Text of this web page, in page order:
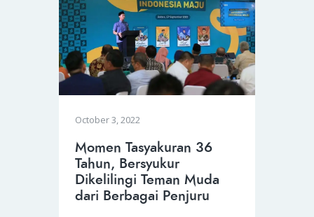
BUKU
PIDATO
KEBUDAYAAN
KENALAN
October 3, 2022
Momen Tasyakuran 36
Tahun, Bersyukur
Dikelilingi Teman Muda
dari Berbagai Penjuru